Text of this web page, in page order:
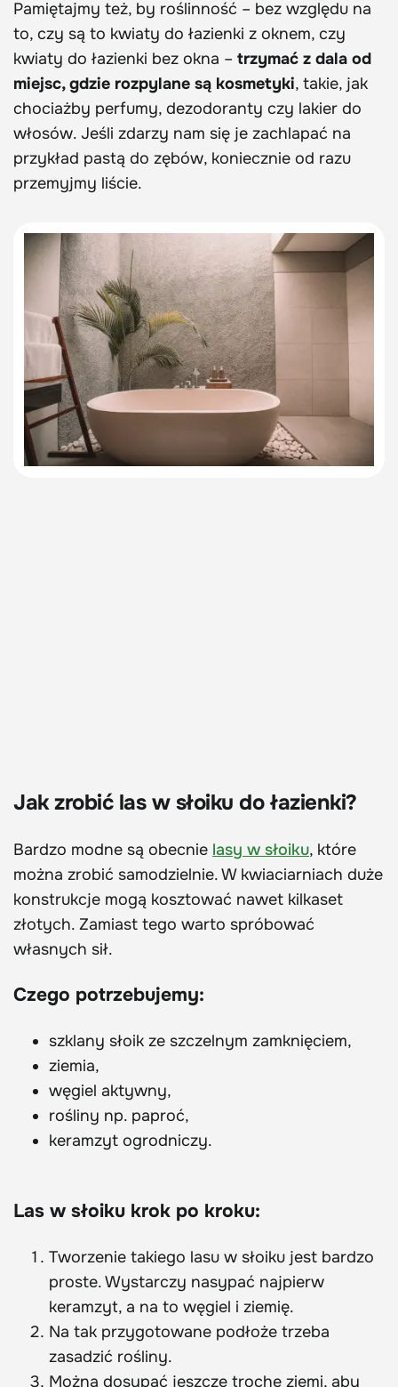
Pamiętajmy też, by roślinność – bez względu na
to, czy są to kwiaty do łazienki z oknem, czy
kwiaty do łazienki bez okna – trzymać z dala od
miejsc, gdzie rozpylane są kosmetyki, takie, jak
chociażby perfumy, dezodoranty czy lakier do
włosów. Jeśli zdarzy nam się je zachlapać na
przykład pastą do zębów, koniecznie od razu
przemyjmy liście.
Jak zrobić las w słoiku do łazienki?
Bardzo modne są obecnie lasy w słoiku, które
można zrobić samodzielnie. W kwiaciarniach duże
konstrukcje mogą kosztować nawet kilkaset
złotych. Zamiast tego warto spróbować
własnych sił.
Czego potrzebujemy:
szklany słoik ze szczelnym zamknięciem,
ziemia,
węgiel aktywny,
rośliny np. paproć,
keramzyt ogrodniczy.
Las w słoiku krok po kroku:
Tworzenie takiego lasu w słoiku jest bardzo
proste. Wystarczy nasypać najpierw
keramzyt, a na to węgiel i ziemię.
Na tak przygotowane podłoże trzeba
zasadzić rośliny.
Można dosypać jeszcze trochę ziemi, aby